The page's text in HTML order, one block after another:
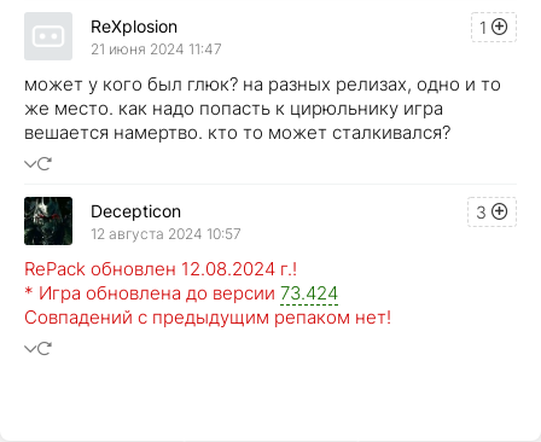
1
ReXplosion
21 июня 2024 11:47
может у кого был глюк? на разных релизах, одно и то
же место. как надо попасть к цирюльнику игра
вешается намертво. кто то может сталкивался?
3
Decepticon
12 августа 2024 10:57
RePack обновлен 12.08.2024 г.!
* Игра обновлена до версии 73.424
Совпадений с предыдущим репаком нет!